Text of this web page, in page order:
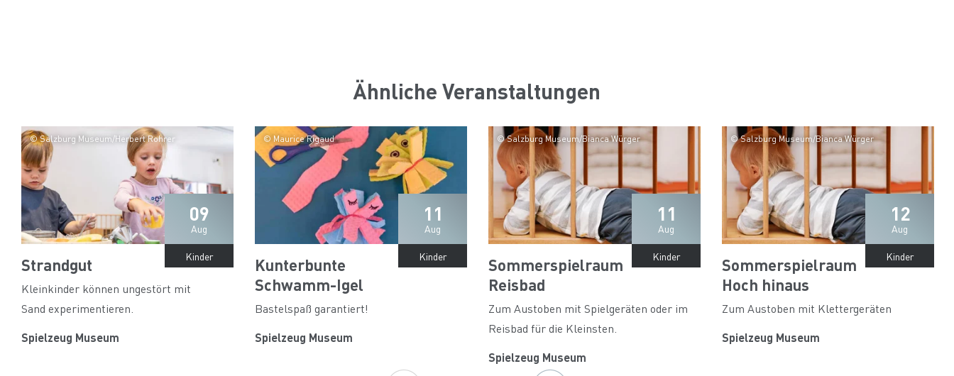
Ähnliche Veranstaltungen
09
Aug
© Salzburg Museum/Herbert Rohrer
Kinder
Strandgut
Kleinkinder können ungestört mit
Sand experimentieren.
Spielzeug Museum
11
Aug
© Maurice Rigaud
Kinder
Kunterbunte
Schwamm-Igel
Bastelspaß garantiert!
Spielzeug Museum
11
Aug
© Salzburg Museum/Bianca Würger
Kinder
Sommerspielraum
Reisbad
Zum Austoben mit Spielgeräten oder im
Reisbad für die Kleinsten.
Spielzeug Museum
12
Aug
© Salzburg Museum/Bianca Würger
Kinder
Sommerspielraum
Hoch hinaus
Zum Austoben mit Klettergeräten
Spielzeug Museum